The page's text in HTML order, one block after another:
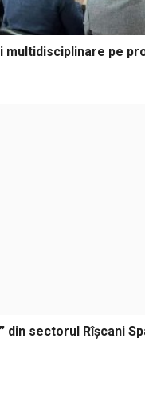
multidisciplinare pe
din sectorul Rîșcani